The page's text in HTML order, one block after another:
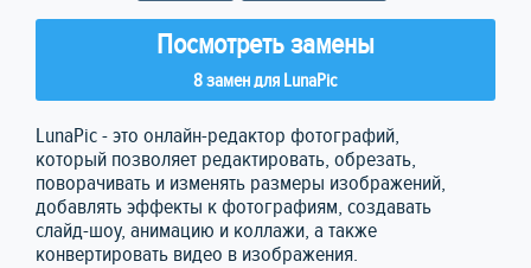
Посмотреть замены
8 замен для LunaPic
LunaPic - это онлайн-редактор фотографий,
который позволяет редактировать, обрезать,
поворачивать и изменять размеры изображений,
добавлять эффекты к фотографиям, создавать
слайд-шоу, анимацию и коллажи, а также
конвертировать видео в изображения.